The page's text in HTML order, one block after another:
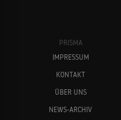
PRISMA
IMPRESSUM
KONTAKT
ÜBER UNS
NEWS-ARCHIV